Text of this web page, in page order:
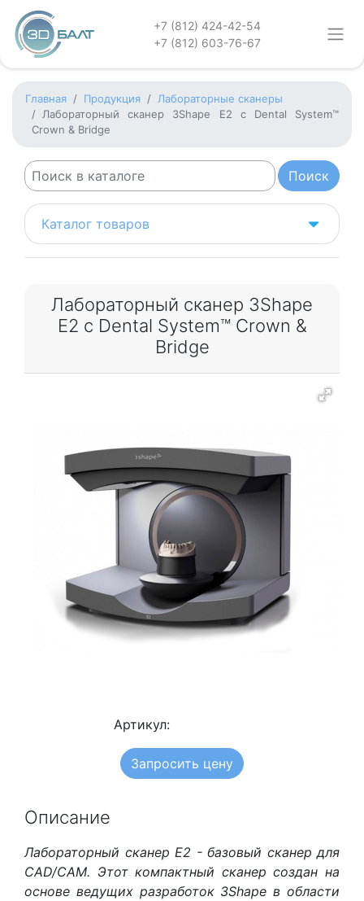
+7 (812) 424-42-54
+7 (812) 603-76-67
Главная Продукция
Лабораторные сканеры
Лабораторный сканер 3Shape Е2 с Dental System™
Crown & Bridge
Каталог товаров
Лабораторный сканер 3Shape
Е2 с Dental System™ Crown &
Bridge
Артикул:
Запросить цену
Описание
Лабораторный сканер Е2 - базовый сканер для
CAD/CAM. Этот компактный сканер создан на
основе ведущих разработок 3Shape в области